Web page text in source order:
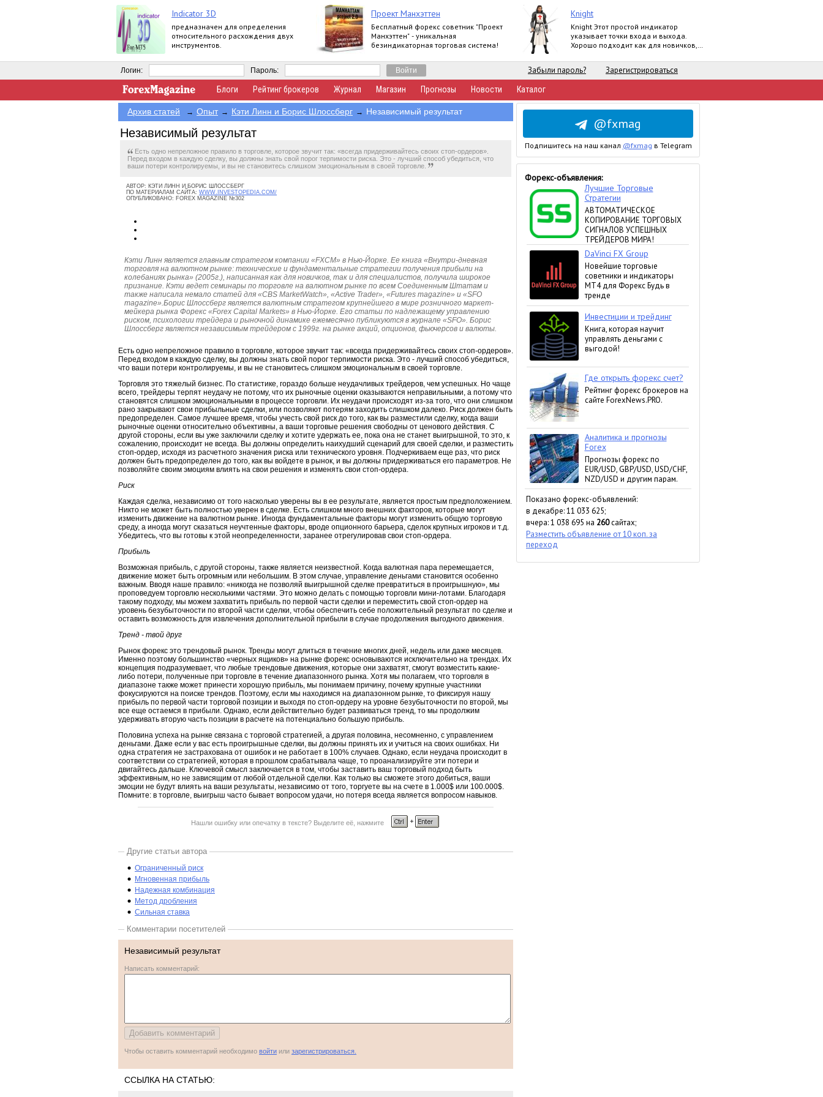
Indicator 3D
предназначен для определения
относительного расхождения двух
инструментов.
Проект Манхэттен
Бесплатный форекс советник "Проект
Манхэттен" - уникальная
безиндикаторная торговая система!
Knight
Knight Этот простой индикатор
указывает точки входа и выхода.
Хорошо подходит как для новичков,
работает на
Логин: Пароль: Забыли пароль? Зарегистрироваться
Блоги Рейтинг брокеров Журнал Магазин Прогнозы Новости Каталог
Архив статей → Опыт → Кэти Линн и Борис Шлоссберг → Независимый результат
Независимый результат
Есть одно непреложное правило в торговле, которое звучит так: «всегда придерживайтесь своих стоп-ордеров».
Перед входом в каждую сделку, вы должны знать свой порог терпимости риска. Это - лучший способ убедиться, что
ваши потери контролируемы, и вы не становитесь слишком эмоциональным в своей торговле.
АВТОР: КЭТИ ЛИНН И БОРИС ШЛОССБЕРГ
ПО МАТЕРИАЛАМ САЙТА: WWW.INVESTOPEDIA.COM/
ОПУБЛИКОВАНО: FOREX MAGAZINE №302
Кэти Линн является главным стратегом компании «FXCM» в Нью-Йорке. Ее книга «Внутри-дневная
торговля на валютном рынке: технические и фундаментальные стратегии получения прибыли на
колебаниях рынка» (2005г.), написанная как для новичков, так и для специалистов, получила широкое
признание. Кэти ведет семинары по торговле на валютном рынке по всем Соединенным Штатам и
также написала немало статей для «CBS MarketWatch», «Active Trader», «Futures magazine» и «SFO
magazine».Борис Шлоссберг является валютным стратегом крупнейшего в мире розничного маркет-
мейкера рынка Форекс «Forex Capital Markets» в Нью-Йорке. Его статьи по надлежащему управлению
риском, психологии трейдера и рыночной динамике ежемесячно публикуются в журнале «SFO». Борис
Шлоссберг является независимым трейдером с 1999г. на рынке акций, опционов, фьючерсов и валюты.
Есть одно непреложное правило в торговле, которое звучит так: «всегда придерживайтесь своих стоп-ордеров».
Перед входом в каждую сделку, вы должны знать свой порог терпимости риска. Это - лучший способ убедиться,
что ваши потери контролируемы, и вы не становитесь слишком эмоциональным в своей торговле.
Торговля это тяжелый бизнес. По статистике, гораздо больше неудачливых трейдеров, чем успешных. Но чаще
всего, трейдеры терпят неудачу не потому, что их рыночные оценки оказываются неправильными, а потому что
становятся слишком эмоциональными в процессе торговли. Их неудачи происходят из-за того, что они слишком
рано закрывают свои прибыльные сделки, или позволяют потерям заходить слишком далеко. Риск должен быть
предопределен. Самое лучшее время, чтобы учесть свой риск до того, как вы разместили сделку, когда ваши
рыночные оценки относительно объективны, а ваши торговые решения свободны от ценового действия. С
другой стороны, если вы уже заключили сделку и хотите удержать ее, пока она не станет выигрышной, то это, к
сожалению, происходит не всегда. Вы должны определить наихудший сценарий для своей сделки, и разместить
стоп-ордер, исходя из расчетного значения риска или технического уровня. Подчеркиваем еще раз, что риск
должен быть предопределен до того, как вы войдете в рынок, и вы должны придерживаться его параметров. Не
позволяйте своим эмоциям влиять на свои решения и изменять свои стоп-ордера.
Риск
Каждая сделка, независимо от того насколько уверены вы в ее результате, является простым предположением.
Никто не может быть полностью уверен в сделке. Есть слишком много внешних факторов, которые могут
изменить движение на валютном рынке. Иногда фундаментальные факторы могут изменить общую торговую
среду, а иногда могут сказаться неучтенные факторы, вроде опционного барьера, сделок крупных игроков и т.д.
Убедитесь, что вы готовы к этой неопределенности, заранее отрегулировав свои стоп-ордера.
Прибыль
Возможная прибыль, с другой стороны, также является неизвестной. Когда валютная пара перемещается,
движение может быть огромным или небольшим. В этом случае, управление деньгами становится особенно
важным. Вводя наше правило: «никогда не позволяй выигрышной сделке превратиться в проигрышную», мы
проповедуем торговлю несколькими частями. Это можно делать с помощью торговли мини-лотами. Благодаря
такому подходу, мы можем захватить прибыль по первой части сделки и переместить свой стоп-ордер на
уровень безубыточности по второй части сделки, чтобы обеспечить себе положительный результат по сделке и
оставить возможность для извлечения дополнительной прибыли в случае продолжения выгодного движения.
Тренд - твой друг
Рынок форекс это трендовый рынок. Тренды могут длиться в течение многих дней, недель или даже месяцев.
Именно поэтому большинство «черных ящиков» на рынке форекс основываются исключительно на трендах. Их
концепция подразумевает, что любые трендовые движения, которые они захватят, смогут возместить какие-
либо потери, полученные при торговле в течение диапазонного рынка. Хотя мы полагаем, что торговля в
диапазоне также может принести хорошую прибыль, мы понимаем причину, почему крупные участники
фокусируются на поиске трендов. Поэтому, если мы находимся на диапазонном рынке, то фиксируя нашу
прибыль по первой части торговой позиции и выходя по стоп-ордеру на уровне безубыточности по второй, мы
все еще остаемся в прибыли. Однако, если действительно будет развиваться тренд, то мы продолжим
удерживать вторую часть позиции в расчете на потенциально большую прибыль.
Половина успеха на рынке связана с торговой стратегией, а другая половина, несомненно, с управлением
деньгами. Даже если у вас есть проигрышные сделки, вы должны принять их и учиться на своих ошибках. Ни
одна стратегия не застрахована от ошибок и не работает в 100% случаев. Однако, если неудача происходит в
соответствии со стратегией, которая в прошлом срабатывала чаще, то проанализируйте эти потери и
двигайтесь дальше. Ключевой смысл заключается в том, чтобы заставить ваш торговый подход быть
эффективным, но не зависящим от любой отдельной сделки. Как только вы сможете этого добиться, ваши
эмоции не будут влиять на ваши результаты, независимо от того, торгуете вы на счете в 1.000$ или 100.000$.
Помните: в торговле, выигрыш часто бывает вопросом удачи, но потеря всегда является вопросом навыков.
Нашли ошибку или опечатку в тексте? Выделите её, нажмите
Другие статьи автора
Ограниченный риск
Мгновенная прибыль
Надежная комбинация
Метод дробления
Сильная ставка
Комментарии посетителей
Независимый результат
Написать комментарий:
Чтобы оставить комментарий необходимо войти или зарегистрироваться.
ССЫЛКА НА СТАТЬЮ:
@fxmag
Подпишитесь на наш канал @fxmag в Telegram
Форекс-объявления:
Показано форекс-объявлений:
в декабре: 11 033 625;
вчера: 1 038 695 на 260сайтах;
Разместить объявление от 10 коп. за
переход